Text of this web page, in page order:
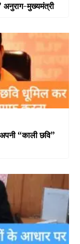
अनुराग-मुख्यमंत्री
“काली छवि”